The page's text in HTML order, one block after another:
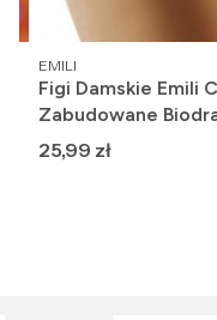
PRODUCENT
EMILI
Figi Damskie Emili
Zabudowane
Cena
25,99 zł